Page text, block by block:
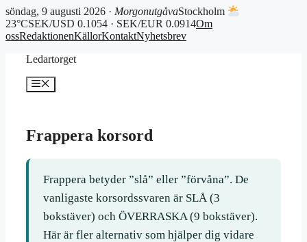
söndag, 9 augusti 2026 · MorgonutgåvaStockholm
23°CSEK/USD 0.1054 · SEK/EUR 0.0914Om
ossRedaktionenKällorKontaktNyhetsbrev
Ledartorget
Meny
Frappera korsord
Frappera betyder ”slå” eller ”förvåna”. De
vanligaste korsordssvaren är SLÅ (3
bokstäver) och ÖVERRASKA (9 bokstäver).
Här är fler alternativ som hjälper dig vidare